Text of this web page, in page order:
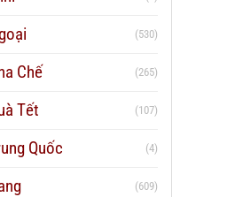
(530)
Chế (265)
Tết (107)
Quốc (4)
(609)